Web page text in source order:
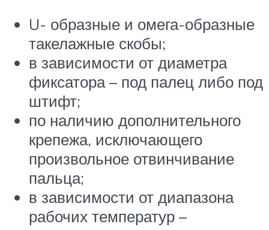
U- образные и омега-образные
такелажные скобы;
в зависимости от диаметра
фиксатора – под палец либо под
штифт;
по наличию дополнительного
крепежа, исключающего
произвольное отвинчивание
пальца;
в зависимости от диапазона
рабочих температур –